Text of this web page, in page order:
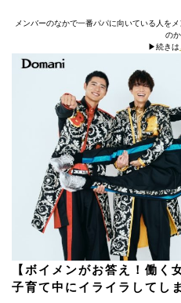
メンバーのなかで一番パパに向いている人を
の
▶︎続きは
【ボイメンがお答え！働く
子育て中にイライラしてし